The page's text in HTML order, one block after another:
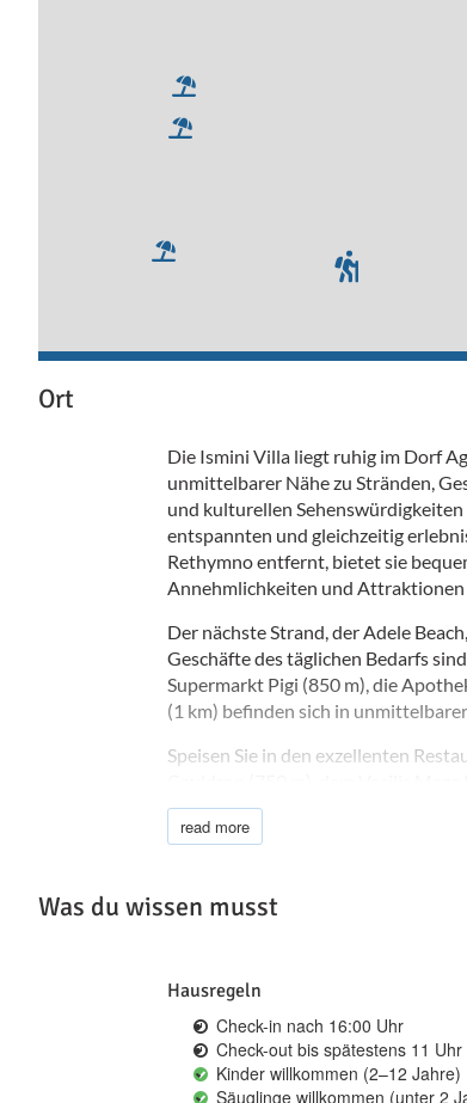
Ort
Die Ismini Villa liegt ruhig im Dorf
unmittelbarer Nähe zu Stränden,
und kulturellen
entspannten und gleichzeitig
Rethymno entfernt, bietet sie
Annehmlichkeiten und Attraktionen
Der nächste Strand, der Adele
Geschäfte des täglichen Bedarfs
Supermarkt Pigi (850 m), die
(1 km) befinden sich in
Speisen Sie in den exzellenten
(800 m). Für Drinks und ein
das Levantes Restaurant & Café Bar
günstig: Das Allgemeine
read more
Was du wissen musst
Hausregeln
Check-in nach 16:00 Uhr
Check-out bis spätestens 11 Uhr
Kinder willkommen (2–12 Jahre)
Säuglinge willkommen (unter 2